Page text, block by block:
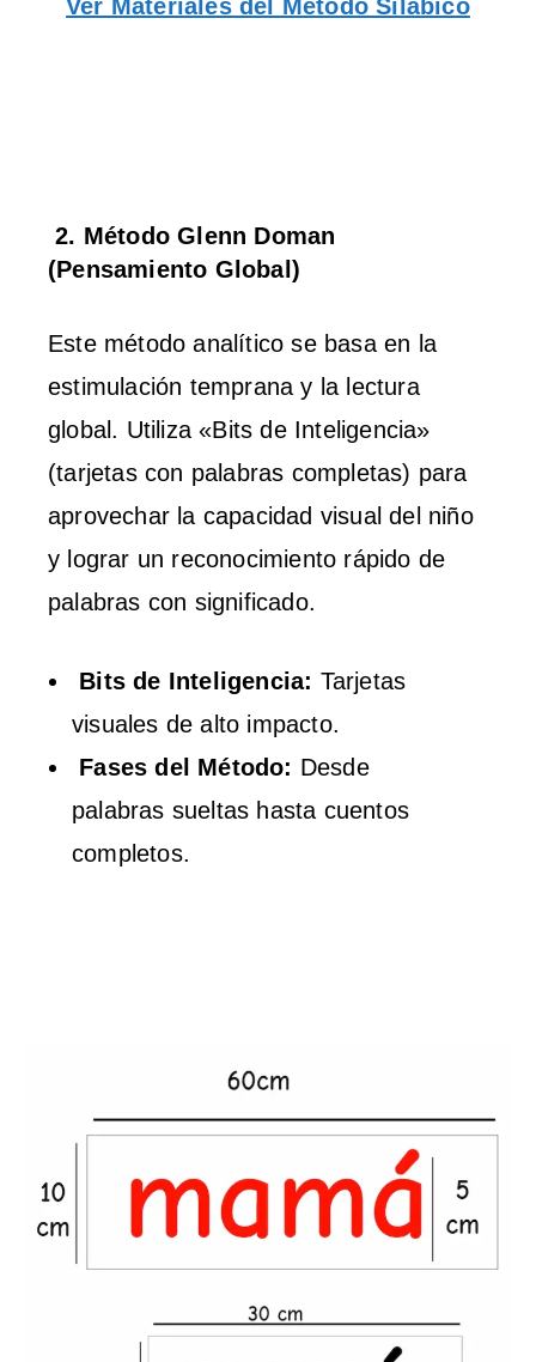
Ver Materiales del Método Silábico
2. Método Glenn Doman
(Pensamiento Global)
Este método analítico se basa en la
estimulación temprana y la lectura
global. Utiliza «Bits de Inteligencia»
(tarjetas con palabras completas) para
aprovechar la capacidad visual del niño
y lograr un reconocimiento rápido de
palabras con significado.
Bits de Inteligencia: Tarjetas
visuales de alto impacto.
Fases del Método: Desde
palabras sueltas hasta cuentos
completos.